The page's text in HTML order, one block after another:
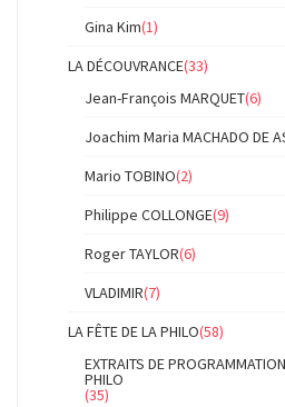
Gina Kim(1)
LA DÉCOUVRANCE(33)
Jean-François MARQUET(6)
Joachim Maria MACHADO DE
Mario TOBINO(2)
Philippe COLLONGE(9)
Roger TAYLOR(6)
VLADIMIR(7)
LA FÊTE DE LA PHILO(58)
EXTRAITS DE
PHILO
(35)